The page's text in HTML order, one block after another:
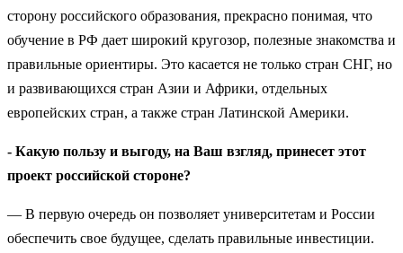
сторону российского образования, прекрасно понимая, что
обучение в РФ дает широкий кругозор, полезные знакомства и
правильные ориентиры. Это касается не только стран СНГ, но
и развивающихся стран Азии и Африки, отдельных
европейских стран, а также стран Латинской Америки.
- Какую пользу и выгоду, на Ваш взгляд, принесет этот
проект российской стороне?
— В первую очередь он позволяет университетам и России
обеспечить свое будущее, сделать правильные инвестиции.